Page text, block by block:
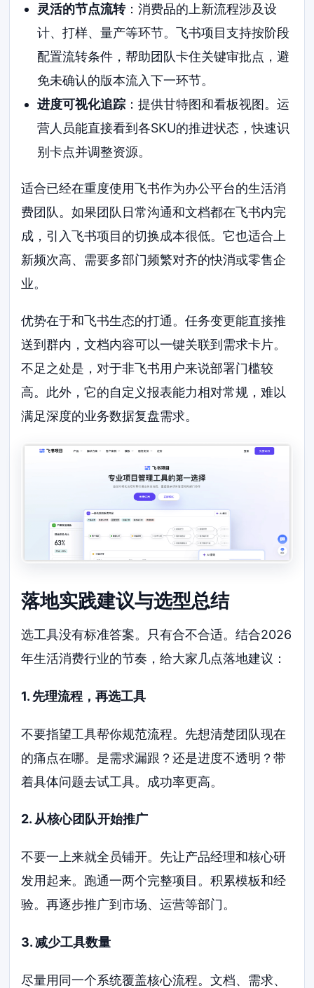
灵活的节点流转：消费品的上新流程涉及设
计、打样、量产等环节。飞书项目支持按阶段
配置流转条件，帮助团队卡住关键审批点，避
免未确认的版本流入下一环节。
进度可视化追踪：提供甘特图和看板视图。运
营人员能直接看到各SKU的推进状态，快速识
别卡点并调整资源。
适合已经在重度使用飞书作为办公平台的生活消
费团队。如果团队日常沟通和文档都在飞书内完
成，引入飞书项目的切换成本很低。它也适合上
新频次高、需要多部门频繁对齐的快消或零售企
业。
优势在于和飞书生态的打通。任务变更能直接推
送到群内，文档内容可以一键关联到需求卡片。
不足之处是，对于非飞书用户来说部署门槛较
高。此外，它的自定义报表能力相对常规，难以
满足深度的业务数据复盘需求。
落地实践建议与选型总结
选工具没有标准答案。只有合不合适。结合2026
年生活消费行业的节奏，给大家几点落地建议：
1. 先理流程，再选工具
不要指望工具帮你规范流程。先想清楚团队现在
的痛点在哪。是需求漏跟？还是进度不透明？带
着具体问题去试工具。成功率更高。
2. 从核心团队开始推广
不要一上来就全员铺开。先让产品经理和核心研
发用起来。跑通一两个完整项目。积累模板和经
验。再逐步推广到市场、运营等部门。
3. 减少工具数量
尽量用同一个系统覆盖核心流程。文档、需求、